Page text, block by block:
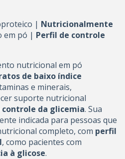
| Nutricionalmente
em pó | Perfil de controle
nutricional em pó
de baixo índice
e minerais,
suporte nutricional
controle da glicemia. Sua
indicada para pessoas que
completo, com perfil
, como pacientes com
à glicose.